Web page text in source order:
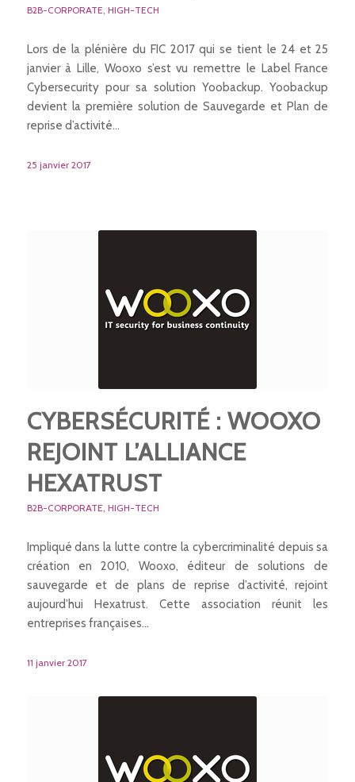
B2B-CORPORATE, HIGH-TECH
Lors de la plénière du FIC 2017 qui se tient le 24 et 25
janvier à Lille, Wooxo s’est vu remettre le Label France
Cybersecurity pour sa solution Yoobackup. Yoobackup
devient la première solution de Sauvegarde et Plan de
reprise d’activité…
25 janvier 2017
CYBERSÉCURITÉ : WOOXO
REJOINT L’ALLIANCE
HEXATRUST
B2B-CORPORATE, HIGH-TECH
Impliqué dans la lutte contre la cybercriminalité depuis sa
création en 2010, Wooxo, éditeur de solutions de
sauvegarde et de plans de reprise d’activité, rejoint
aujourd’hui Hexatrust. Cette association réunit les
entreprises françaises…
11 janvier 2017